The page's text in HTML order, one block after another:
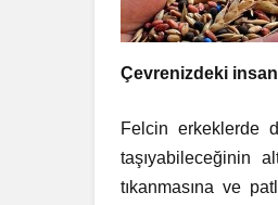
Çevrenizdeki
Felcin erkeklerde
taşıyabileceğinin
tıkanmasına ve